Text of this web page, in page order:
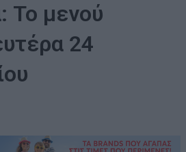
Το μενού
24